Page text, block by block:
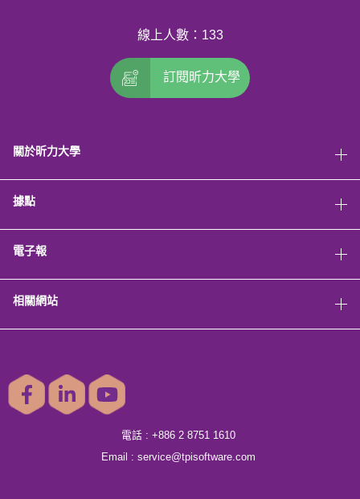
線上人數：133
訂閱昕力大學
關於昕力大學
據點
電子報
相關網站
電話 : +886 2 8751 1610
Email : service@tpisoftware.com